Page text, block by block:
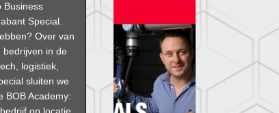
Business
Special.
Over van
in de
logistiek,
sluiten we
BOB Academy: